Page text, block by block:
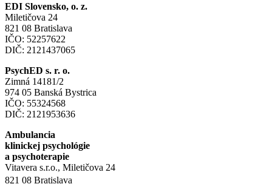
EDI Slovensko, o. z.
Miletičova 24
821 08 Bratislava
IČO: 52257622
DIČ: 2121437065
PsychED s. r. o.
Zimná 14181/2
974 05 Banská Bystrica
IČO: 55324568
DIČ: 2121953636
Ambulancia
klinickej psychológie
a psychoterapie
Vitavera s.r.o., Miletičova 24
821 08 Bratislava